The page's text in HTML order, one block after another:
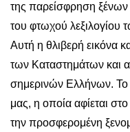
της παρείσφρηση ξένων
του φτωχού
Αυτή η θλιβερή εικόνα
των Καταστημάτων και
σημερινών Ελλήνων. Το
μας, η οποία αφίεται
την προσφερομένη